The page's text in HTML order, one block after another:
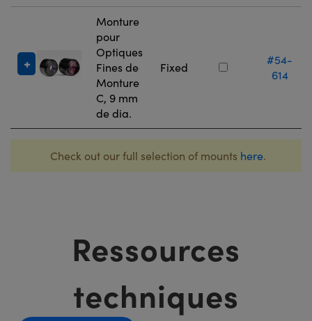
Monture
pour
Optiques
Fines de
Monture
C, 9 mm
de dia.
Fixed
#54-
614
Check out our full selection of mounts here.
Ressources
techniques